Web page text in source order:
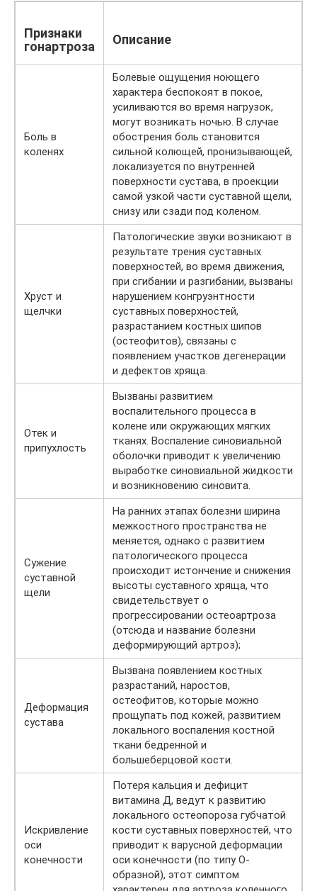
Признаки
гонартроза
Описание
Боль в
коленях
Болевые ощущения ноющего
характера беспокоят в покое,
усиливаются во время нагрузок,
могут возникать ночью. В случае
обострения боль становится
сильной колющей, пронизывающей,
локализуется по внутренней
поверхности сустава, в проекции
самой узкой части суставной щели,
снизу или сзади под коленом.
Хруст и
щелчки
Патологические звуки возникают в
результате трения суставных
поверхностей, во время движения,
при сгибании и разгибании, вызваны
нарушением конгруэнтности
суставных поверхностей,
разрастанием костных шипов
(остеофитов), связаны с
появлением участков дегенерации
и дефектов хряща.
Отек и
припухлость
Вызваны развитием
воспалительного процесса в
колене или окружающих мягких
тканях. Воспаление синовиальной
оболочки приводит к увеличению
выработке синовиальной жидкости
и возникновению синовита.
Сужение
суставной
щели
На ранних этапах болезни ширина
межкостного пространства не
меняется, однако с развитием
патологического процесса
происходит истончение и снижения
высоты суставного хряща, что
свидетельствует о
прогрессировании остеоартроза
(отсюда и название болезни
деформирующий артроз);
Деформация
сустава
Вызвана появлением костных
разрастаний, наростов,
остеофитов, которые можно
прощупать под кожей, развитием
локального воспаления костной
ткани бедренной и
большеберцовой кости.
Искривление
оси
конечности
Потеря кальция и дефицит
витамина Д, ведут к развитию
локального остеопороза губчатой
кости суставных поверхностей, что
приводит к варусной деформации
оси конечности (по типу О-
образной), этот симптом